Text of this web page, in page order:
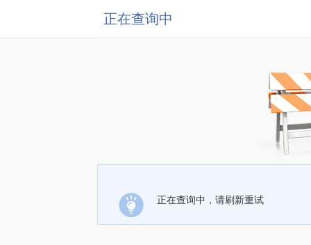
正在查询中
正在查询中，请刷新重试